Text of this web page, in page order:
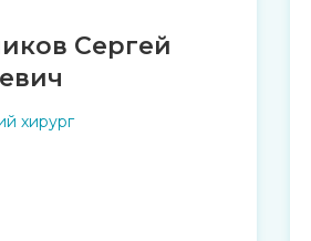
Сергей
хирург